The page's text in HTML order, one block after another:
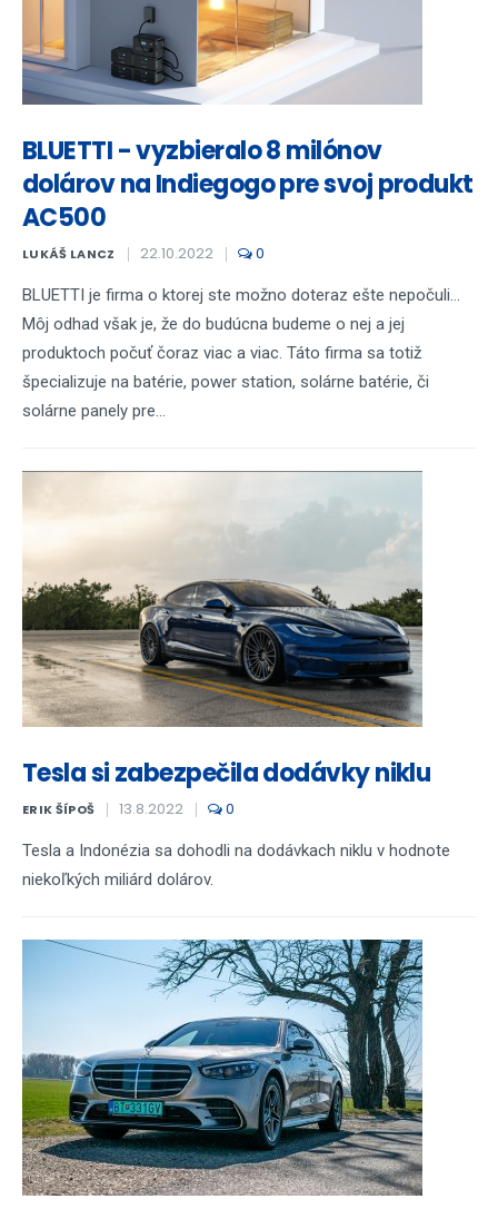
BLUETTI - vyzbieralo 8 milónov
dolárov na Indiegogo pre svoj produkt
AC500
LUKÁŠ LANCZ 22.10.2022 0
BLUETTI je firma o ktorej ste možno doteraz ešte nepočuli...
Môj odhad však je, že do budúcna budeme o nej a jej
produktoch počuť čoraz viac a viac. Táto firma sa totiž
špecializuje na batérie, power station, solárne batérie, či
solárne panely pre...
Tesla si zabezpečila dodávky niklu
ERIK ŠÍPOŠ 13.8.2022 0
Tesla a Indonézia sa dohodli na dodávkach niklu v hodnote
niekoľkých miliárd dolárov.